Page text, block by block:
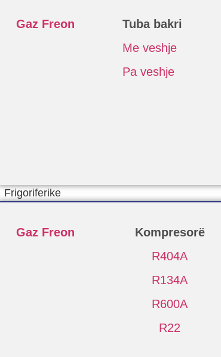
Gaz Freon
Tuba bakri
Me veshje
Pa veshje
Frigoriferike
Gaz Freon
Kompresorë
R404A
R134A
R600A
R22